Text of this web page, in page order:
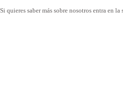
Si quieres saber más sobre nosotros entra en